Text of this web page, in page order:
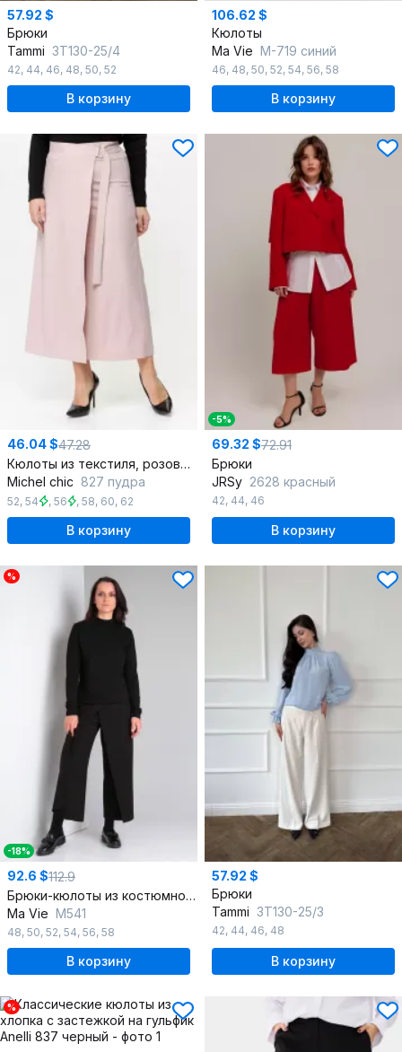
57.92 $
Брюки
Tammi 3Т130-25/4
42, 44, 46, 48, 50, 52
В корзину
106.62 $
Кюлоты
Ma Vie М-719 синий
46, 48, 50, 52, 54, 56, 58
В корзину
46.04 $47.28
Кюлоты из текстиля, розовые, демисезон
Michel chic 827 пудра
52, 54 , 56 , 58, 60, 62
В корзину
-5%
69.32 $72.91
Брюки
JRSy 2628 красный
42, 44, 46
В корзину
%
-18%
92.6 $112.9
Брюки-кюлоты из костюмной ткани с эффектом запаха
Ma Vie М541
48, 50, 52, 54, 56, 58
В корзину
57.92 $
Брюки
Tammi 3Т130-25/3
42, 44, 46, 48
В корзину
%